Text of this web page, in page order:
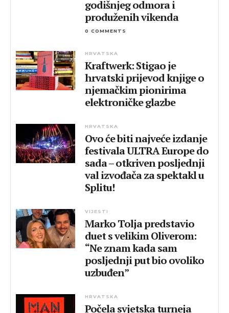
godišnjeg odmora i
produženih vikenda
0 COMMENTS
HRVATSKA
Kraftwerk: Stigao je
hrvatski prijevod knjige o
njemačkim pionirima
elektroničke glazbe
HRVATSKA
Ovo će biti najveće izdanje
festivala ULTRA Europe do
sada – otkriven posljednji
val izvođača za spektakl u
Splitu!
VIJESTI
Marko Tolja predstavio
duet s velikim Oliverom:
“Ne znam kada sam
posljednji put bio ovoliko
uzbuđen”
HRVATSKA
Počela svjetska turneja